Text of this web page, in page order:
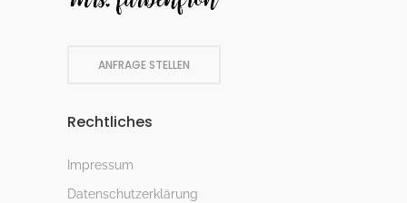
ANFRAGE STELLEN
Rechtliches
Impressum
Datenschutzerklärung